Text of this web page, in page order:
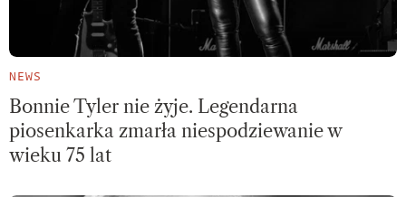
NEWS
Bonnie Tyler nie żyje. Legendarna
piosenkarka zmarła niespodziewanie w
wieku 75 lat